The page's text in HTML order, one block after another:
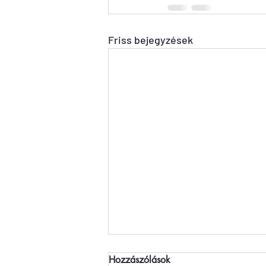
Friss bejegyzések
Hozzászólások